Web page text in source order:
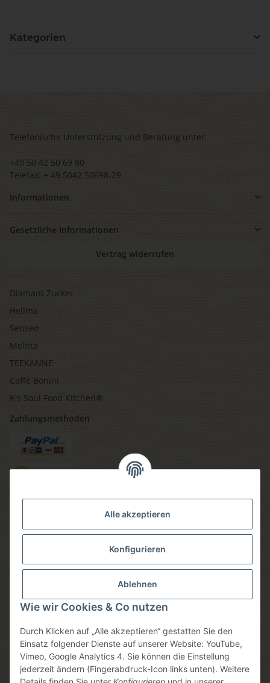
Alle akzeptieren
Konfigurieren
Ablehnen
Wie wir Cookies & Co nutzen
Durch Klicken auf „Alle akzeptieren“ gestatten Sie den
Einsatz folgender Dienste auf unserer Website: YouTube,
Vimeo, Google Analytics 4. Sie können die Einstellung
jederzeit ändern (Fingerabdruck-Icon links unten). Weitere
Kategorien
Telefonische Unterstützung und Beratung unter:
+49 50 42 50 69 80
Telefax: + 49 5042 50698-29
Informationen
Gesetzliche Informationen
Vertrag widerrufen
Diamant Zucker
Hellma
Senseo
Melitta
TEEKANNE
Caffè Bonini
K's Soul Food Kitchen®
Zahlungsmethoden
Versandmethoden
Sicheres einkaufen